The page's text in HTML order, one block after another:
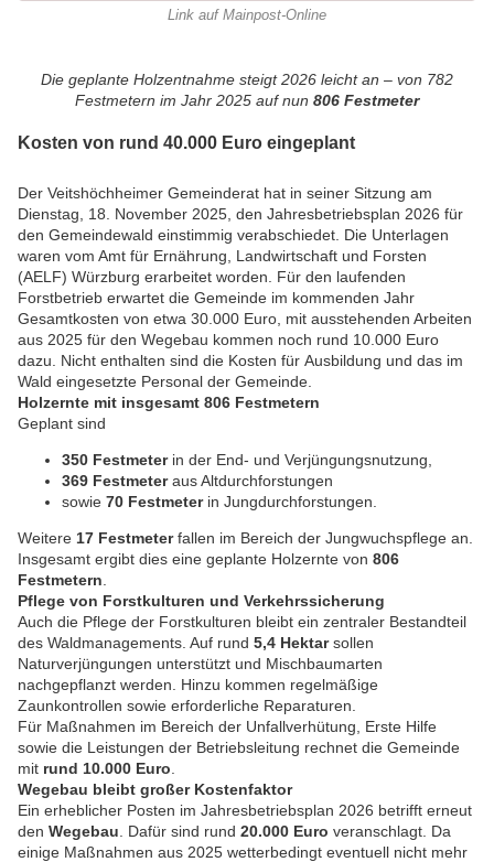
Link auf Mainpost-Online
Die geplante Holzentnahme steigt 2026 leicht an – von 782
Festmetern im Jahr 2025 auf nun 806 Festmeter
Kosten von rund 40.000 Euro eingeplant
Der Veitshöchheimer Gemeinderat hat in seiner Sitzung am
Dienstag, 18. November 2025, den Jahresbetriebsplan 2026 für
den Gemeindewald einstimmig verabschiedet. Die Unterlagen
waren vom Amt für Ernährung, Landwirtschaft und Forsten
(AELF) Würzburg erarbeitet worden. Für den laufenden
Forstbetrieb erwartet die Gemeinde im kommenden Jahr
Gesamtkosten von etwa 30.000 Euro, mit ausstehenden Arbeiten
aus 2025 für den Wegebau kommen noch rund 10.000 Euro
dazu. Nicht enthalten sind die Kosten für Ausbildung und das im
Wald eingesetzte Personal der Gemeinde.
Holzernte mit insgesamt 806 Festmetern
Geplant sind
350 Festmeterin der End- und Verjüngungsnutzung,
369 Festmeteraus Altdurchforstungen
sowie 70 Festmeterin Jungdurchforstungen.
Weitere 17 Festmeterfallen im Bereich der Jungwuchspflege an.
Insgesamt ergibt dies eine geplante Holzernte von 806
Festmetern
Pflege von Forstkulturen und Verkehrssicherung
Auch die Pflege der Forstkulturen bleibt ein zentraler Bestandteil
des Waldmanagements. Auf rund 5,4 Hektarsollen
Naturverjüngungen unterstützt und Mischbaumarten
nachgepflanzt werden. Hinzu kommen regelmäßige
Zaunkontrollen sowie erforderliche Reparaturen.
Für Maßnahmen im Bereich der Unfallverhütung, Erste Hilfe
sowie die Leistungen der Betriebsleitung rechnet die Gemeinde
mit rund 10.000 Euro
Wegebau bleibt großer Kostenfaktor
Ein erheblicher Posten im Jahresbetriebsplan 2026 betrifft erneut
den Wegebau . Dafür sind rund 20.000 Euro veranschlagt. Da
einige Maßnahmen aus 2025 wetterbedingt eventuell nicht mehr